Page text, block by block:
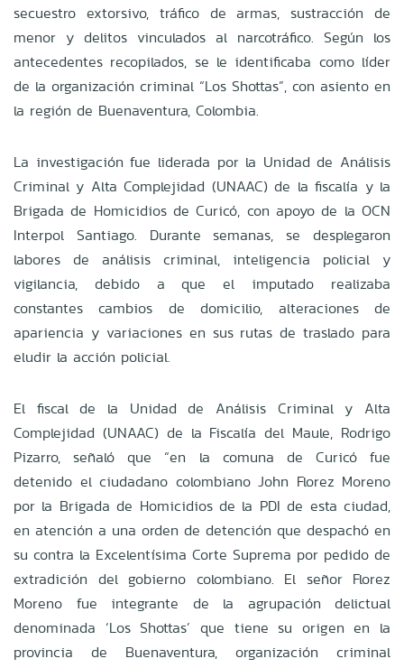
secuestro extorsivo, tráfico de armas, sustracción de
menor y delitos vinculados al narcotráfico. Según los
antecedentes recopilados, se le identificaba como líder
de la organización criminal “Los Shottas”, con asiento en
la región de Buenaventura, Colombia.
La investigación fue liderada por la Unidad de Análisis
Criminal y Alta Complejidad (UNAAC) de la fiscalía y la
Brigada de Homicidios de Curicó, con apoyo de la OCN
Interpol Santiago. Durante semanas, se desplegaron
labores de análisis criminal, inteligencia policial y
vigilancia, debido a que el imputado realizaba
constantes cambios de domicilio, alteraciones de
apariencia y variaciones en sus rutas de traslado para
eludir la acción policial.
El fiscal de la Unidad de Análisis Criminal y Alta
Complejidad (UNAAC) de la Fiscalía del Maule, Rodrigo
Pizarro, señaló que “en la comuna de Curicó fue
detenido el ciudadano colombiano John Florez Moreno
por la Brigada de Homicidios de la PDI de esta ciudad,
en atención a una orden de detención que despachó en
su contra la Excelentísima Corte Suprema por pedido de
extradición del gobierno colombiano. El señor Florez
Moreno fue integrante de la agrupación delictual
denominada ‘Los Shottas’ que tiene su origen en la
provincia de Buenaventura, organización criminal